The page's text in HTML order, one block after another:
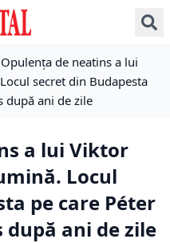
Opulența de neatins a lui
secret din Budapesta
după ani de zile
a lui Viktor
Locul
pe care Péter
după ani de zile